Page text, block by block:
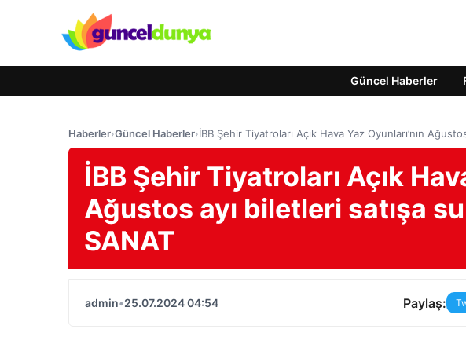
Güncel Haberler
Haberler›Güncel Haberler›İBB Şehir Tiyatroları Açık Hava Yaz Oyunları’nın
İBB Şehir Tiyatroları Açık
Ağustos ayı biletleri satışa
SANAT
admin•25.07.2024 04:54 Paylaş: